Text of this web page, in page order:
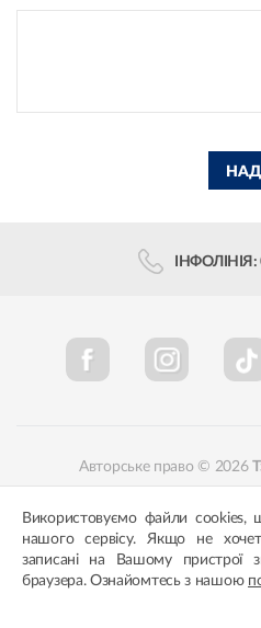
ІНФОЛІНІЯ:
Авторське право © 2026
Політика конфіденційності
Використовуємо файли cookies,
нашого сервісу. Якщо не
записані на Вашому пристрої
браузера. Ознайомтесь з нашою